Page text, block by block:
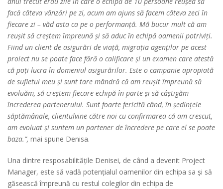
facă câteva vânzări pe zi, acum am ajuns să facem câteva zeci în
fiecare zi – văd asta ca pe o performanță. Mă bucur mult că am
reușit să creștem împreună și să aduc în echipă oamenii potriviți.
Fiind un client de asigurări de viață, migrația agenților pe acest
proiect nu se poate face fără o calificare și un examen care atestă
că poți lucra în domeniul asigurărilor. Este o campanie apropiată
de sufletul meu și sunt tare mândră că am reușit împreună să
evoluăm, să creștem fiecare echipă în parte și să câștigăm
încrederea partenerului. Sunt foarte fericită când, în ședințele
săptămânale, clientulvine către noi cu confirmarea că am crescut,
am evoluat și suntem un partener de încredere pe care el se poate
baza.”, mai spune Denisa.
Una dintre resposabilitățile Denisei, de când a devenit Project
Manager, este să vadă potențialul oamenilor din echipa sa și să
găsească împreună cu restul colegilor din echipa de